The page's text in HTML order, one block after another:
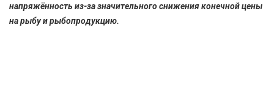
напряжённость из-за значительного снижения конечной цены
на рыбу и рыбопродукцию.